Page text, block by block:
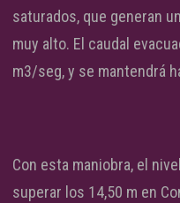
saturados, que generan
muy alto. El caudal
m3/seg, y se mantendrá
Con esta maniobra, el
superar los 14,50 m en